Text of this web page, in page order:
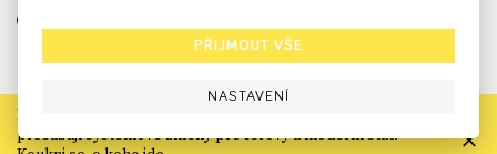
Rekonstrukce státu končí. Její členské organizace však dál
prosazují systémové změny pro férový a moderní stát.
PŘIJMOUT VŠE
NASTAVENÍ